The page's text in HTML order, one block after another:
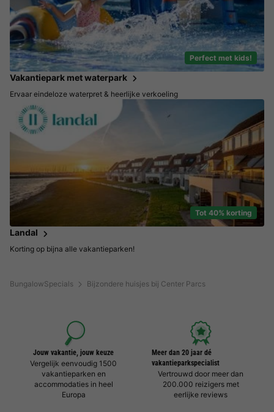
BungalowSpecials Bijzondere huisjes bij Center Parcs
Perfect met kids!
Vakantiepark met waterpark
Ervaar eindeloze waterpret & heerlijke verkoeling
Tot 40% korting
Landal
Korting op bijna alle vakantieparken!
Jouw vakantie, jouw keuze
Vergelijk eenvoudig 1500
vakantieparken en
accommodaties in heel
Europa
Meer dan 20 jaar dé
vakantieparkspecialist
Vertrouwd door meer dan
200.000 reizigers met
eerlijke reviews